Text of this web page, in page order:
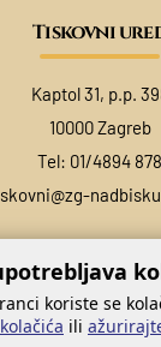
Tiskovni
Kaptol 31, p.p.
10000 Zagreb
Tel: 01/4894 878
koriste se
ili